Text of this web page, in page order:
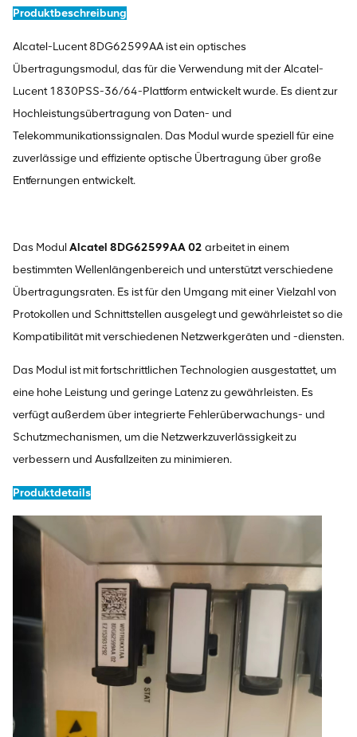
Produktbeschreibung
Alcatel-Lucent 8DG62599AA ist ein optisches
Übertragungsmodul, das für die Verwendung mit der Alcatel-
Lucent 1830PSS-36/64-Plattform entwickelt wurde. Es dient zur
Hochleistungsübertragung von Daten- und
Telekommunikationssignalen. Das Modul wurde speziell für eine
zuverlässige und effiziente optische Übertragung über große
Entfernungen entwickelt.
Das Modul Alcatel 8DG62599AA 02 arbeitet in einem
bestimmten Wellenlängenbereich und unterstützt verschiedene
Übertragungsraten. Es ist für den Umgang mit einer Vielzahl von
Protokollen und Schnittstellen ausgelegt und gewährleistet so die
Kompatibilität mit verschiedenen Netzwerkgeräten und -diensten.
Das Modul ist mit fortschrittlichen Technologien ausgestattet, um
eine hohe Leistung und geringe Latenz zu gewährleisten. Es
verfügt außerdem über integrierte Fehlerüberwachungs- und
Schutzmechanismen, um die Netzwerkzuverlässigkeit zu
verbessern und Ausfallzeiten zu minimieren.
Produktdetails